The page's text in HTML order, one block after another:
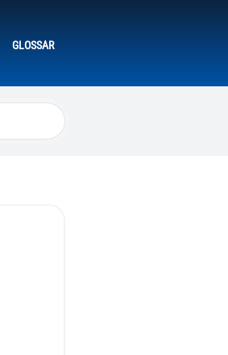
GLOSSAR